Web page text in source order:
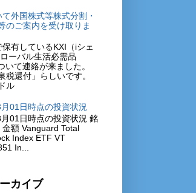
外国株式等株式分割・
のご案内を受け取りま
有しているKXI（iシェ
ーバル生活必需品
いて連絡が来ました。
税還付」らしいです。
ル
01日時点の投資状況
01日時点の投資状況 銘
額 Vanguard Total
Index ETF VT
In...
カイブ